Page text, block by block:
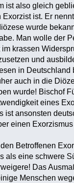
ist also gleich
ist. Er
wurde
Man wolle der
krassen
und
in
auch in die
wurde! Bischof
eines
ist ansonsten
einen
Betroffenen
als eine schwere
Das
Menschen